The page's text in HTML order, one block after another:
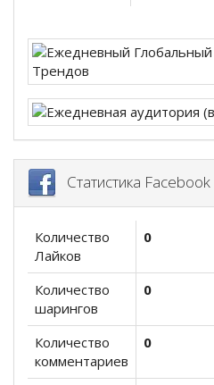
Статистика Facebook
Количество
Лайков
0
Количество
шарингов
0
Количество
комментариев
0